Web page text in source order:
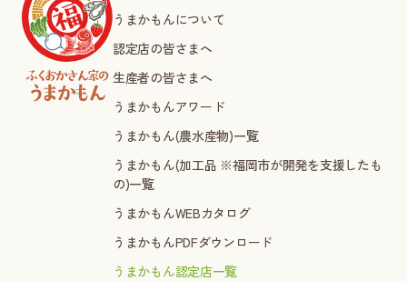
うまかもんについて
認定店の皆さまへ
生産者の皆さまへ
うまかもんアワード
うまかもん(農水産物)一覧
うまかもん(加工品 ※福岡市が開発を支援したも
の)一覧
うまかもんWEBカタログ
うまかもんPDFダウンロード
うまかもん認定店一覧